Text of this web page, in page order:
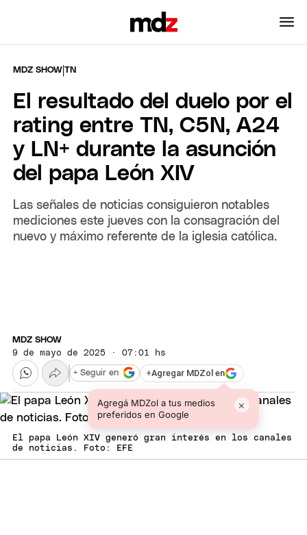
MDZ SHOW |TN
El resultado del duelo por el
rating entre TN, C5N, A24
y LN+ durante la asunción
del papa León XIV
Las señales de noticias consiguieron notables
mediciones este jueves con la consagración del
nuevo y máximo referente de la iglesia católica.
MDZ SHOW
9 de mayo de 2025 · 07:01 hs
+Agregar MDZol en
Agregá MDZol a tus medios
preferidos en Google
×
+ Seguir en
El papa León XIV generó gran interés en los canales
de noticias. Foto: EFE